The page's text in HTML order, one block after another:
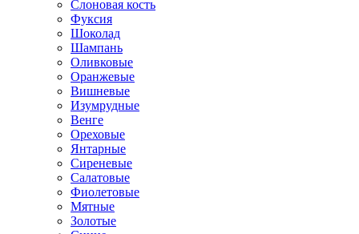
Слоновая кость
Фуксия
Шоколад
Шампань
Оливковые
Оранжевые
Вишневые
Изумрудные
Венге
Ореховые
Янтарные
Сиреневые
Салатовые
Фиолетовые
Мятные
Золотые